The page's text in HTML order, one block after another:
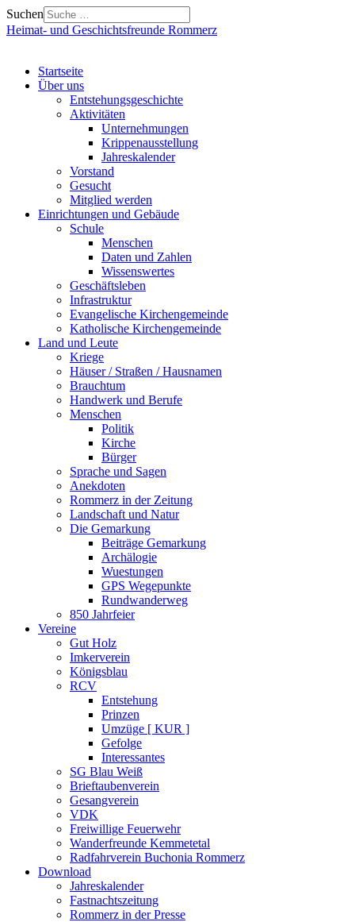
Suchen
Heimat- und Geschichtsfreunde Rommerz
Startseite
Über uns
Entstehungsgeschichte
Aktivitäten
Unternehmungen
Krippenausstellung
Jahreskalender
Vorstand
Gesucht
Mitglied werden
Einrichtungen und Gebäude
Schule
Menschen
Daten und Zahlen
Wissenswertes
Geschäftsleben
Infrastruktur
Evangelische Kirchengemeinde
Katholische Kirchengemeinde
Land und Leute
Kriege
Häuser / Straßen / Hausnamen
Brauchtum
Handwerk und Berufe
Menschen
Politik
Kirche
Bürger
Sprache und Sagen
Anekdoten
Rommerz in der Zeitung
Landschaft und Natur
Die Gemarkung
Beiträge Gemarkung
Archälogie
Wuestungen
GPS Wegepunkte
Rundwanderweg
850 Jahrfeier
Vereine
Gut Holz
Imkerverein
Königsblau
RCV
Entstehung
Prinzen
Umzüge [ KUR ]
Gefolge
Interessantes
SG Blau Weiß
Brieftaubenverein
Gesangverein
VDK
Freiwillige Feuerwehr
Wanderfreunde Kemmetetal
Radfahrverein Buchonia Rommerz
Download
Jahreskalender
Fastnachtszeitung
Rommerz in der Presse